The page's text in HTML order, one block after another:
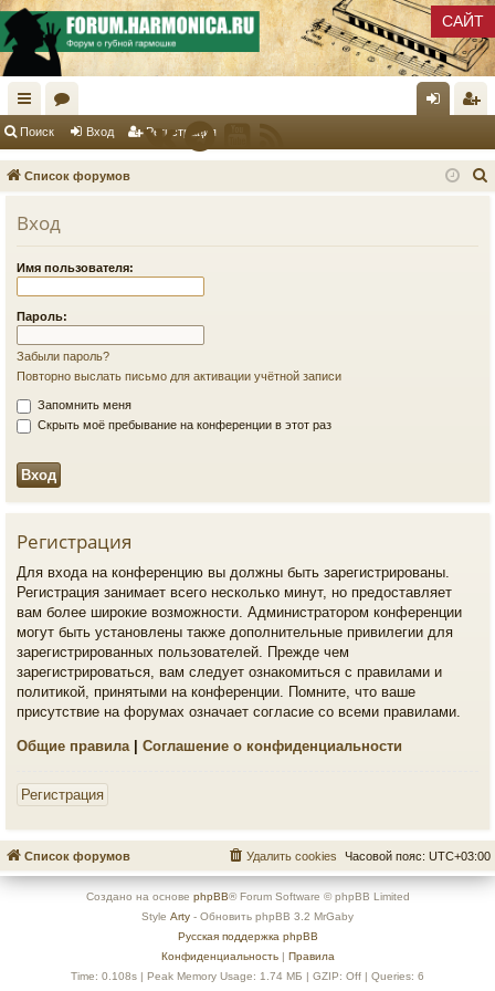
САЙТ
с
ы
и
ум д ис
Поиск Вход Регистрация
Список форумов
Вход
Имя пользователя:
Пароль:
Забыли пароль?
Повторно выслать письмо для активации учётной записи
Запомнить меня
Скрыть моё пребывание на конференции в этот раз
Регистрация
Для входа на конференцию вы должны быть зарегистрированы.
Регистрация занимает всего несколько минут, но предоставляет
вам более широкие возможности. Администратором конференции
могут быть установлены также дополнительные привилегии для
зарегистрированных пользователей. Прежде чем
зарегистрироваться, вам следует ознакомиться с правилами и
политикой, принятыми на конференции. Помните, что ваше
присутствие на форумах означает согласие со всеми правилами.
Общие правила| Соглашение о конфиденциальности
Регистрация
Список форумов Часовой пояс: UTC+03:00
Удалить cookies
Создано на основе phpBB® Forum Software © phpBB Limited
Style Arty - Обновить phpBB 3.2 MrGaby
Русская поддержка phpBB
Конфиденциальность| Правила
Time: 0.108s | Peak Memory Usage: 1.74 МБ | GZIP: Off | Queries: 6